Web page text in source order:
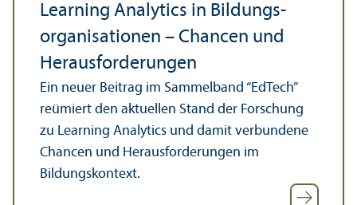
Learning Analytics in Bildungs­
organisationen – Chancen und
Herausforderungen
Ein neuer Beitrag im Sammelband “EdTech”
reümiert den aktuellen Stand der Forschung
zu Learning Analytics und damit verbundene
Chancen und Herausforderungen im
Bildungs­kontext.